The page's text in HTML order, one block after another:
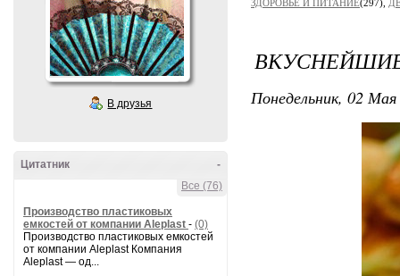
В друзья
-
Цитатник
Все (76)
Производство пластиковых
емкостей от компании Aleplast - (0)
Производство пластиковых емкостей
от компании Aleplast Компания
Aleplast — од...
ЗДОРОВЬЕ И ПИТАНИЕ(297),
Понедельник, 02